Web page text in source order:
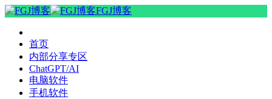
FGJ博客
首页
内部分享专区
ChatGPT/AI
电脑软件
手机软件